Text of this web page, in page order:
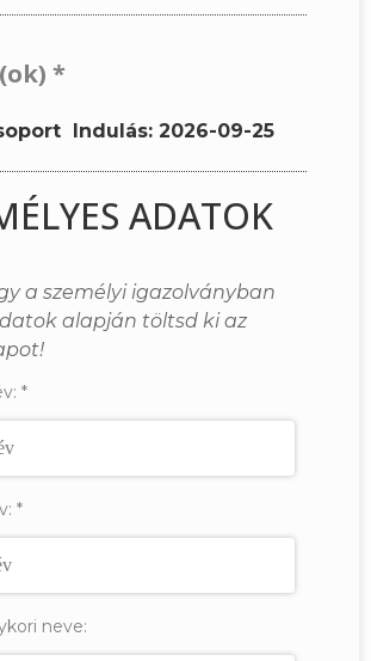
*
Indulás: 2026-09-25
ADATOK
a személyi igazolványban
alapján töltsd ki az
*
*
neve: